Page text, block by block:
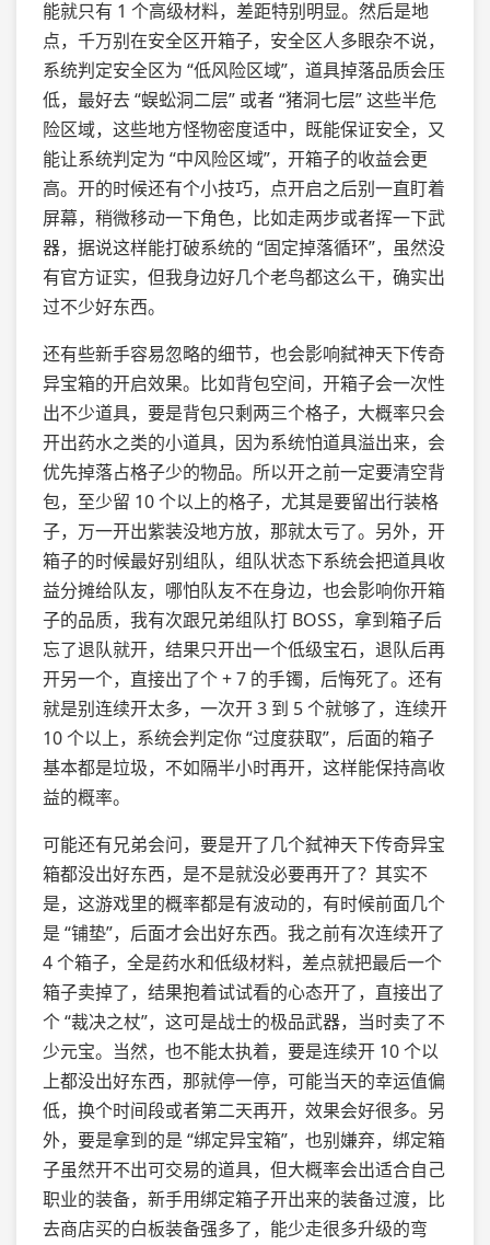
能就只有 1 个高级材料，差距特别明显。然后是地
点，千万别在安全区开箱子，安全区人多眼杂不说，
系统判定安全区为 “低风险区域”，道具掉落品质会压
低，最好去 “蜈蚣洞二层” 或者 “猪洞七层” 这些半危
险区域，这些地方怪物密度适中，既能保证安全，又
能让系统判定为 “中风险区域”，开箱子的收益会更
高。开的时候还有个小技巧，点开启之后别一直盯着
屏幕，稍微移动一下角色，比如走两步或者挥一下武
器，据说这样能打破系统的 “固定掉落循环”，虽然没
有官方证实，但我身边好几个老鸟都这么干，确实出
过不少好东西。
还有些新手容易忽略的细节，也会影响弑神天下传奇
异宝箱的开启效果。比如背包空间，开箱子会一次性
出不少道具，要是背包只剩两三个格子，大概率只会
开出药水之类的小道具，因为系统怕道具溢出来，会
优先掉落占格子少的物品。所以开之前一定要清空背
包，至少留 10 个以上的格子，尤其是要留出行装格
子，万一开出紫装没地方放，那就太亏了。另外，开
箱子的时候最好别组队，组队状态下系统会把道具收
益分摊给队友，哪怕队友不在身边，也会影响你开箱
子的品质，我有次跟兄弟组队打 BOSS，拿到箱子后
忘了退队就开，结果只开出一个低级宝石，退队后再
开另一个，直接出了个 + 7 的手镯，后悔死了。还有
就是别连续开太多，一次开 3 到 5 个就够了，连续开
10 个以上，系统会判定你 “过度获取”，后面的箱子
基本都是垃圾，不如隔半小时再开，这样能保持高收
益的概率。
可能还有兄弟会问，要是开了几个弑神天下传奇异宝
箱都没出好东西，是不是就没必要再开了？其实不
是，这游戏里的概率都是有波动的，有时候前面几个
是 “铺垫”，后面才会出好东西。我之前有次连续开了
4 个箱子，全是药水和低级材料，差点就把最后一个
箱子卖掉了，结果抱着试试看的心态开了，直接出了
个 “裁决之杖”，这可是战士的极品武器，当时卖了不
少元宝。当然，也不能太执着，要是连续开 10 个以
上都没出好东西，那就停一停，可能当天的幸运值偏
低，换个时间段或者第二天再开，效果会好很多。另
外，要是拿到的是 “绑定异宝箱”，也别嫌弃，绑定箱
子虽然开不出可交易的道具，但大概率会出适合自己
职业的装备，新手用绑定箱子开出来的装备过渡，比
去商店买的白板装备强多了，能少走很多升级的弯